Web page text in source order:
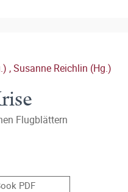
,Susanne Reichlin (Hg.)
Flugblättern
PDF